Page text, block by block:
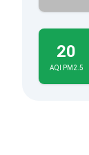
20
AQI PM2.5